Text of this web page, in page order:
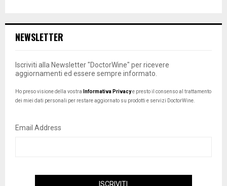
NEWSLETTER
Iscriviti alla Newsletter "DoctorWine" per ricevere
aggiornamenti ed essere sempre informato.
Ho preso visione della vostra Informativa Privacye presto il consenso al trattamento
dei miei dati personali per restare aggiornato su prodotti e servizi DoctorWine.
Email Address